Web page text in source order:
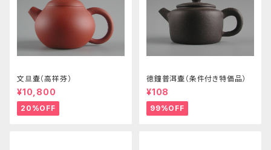
文旦壷（高祥芬）
¥10,800
20%OFF
徳鐘普洱壷（条件付き特価品）
¥108
99%OFF